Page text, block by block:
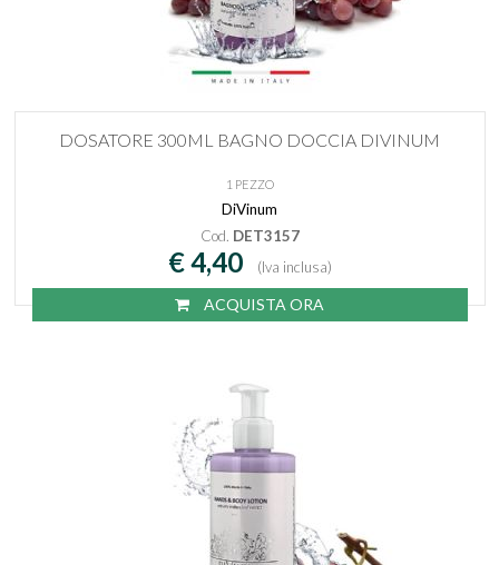
DOSATORE 300ML BAGNO DOCCIA DIVINUM
1 PEZZO
DiVinum
Cod. DET3157
€ 4,40 (Iva inclusa)
ACQUISTA ORA